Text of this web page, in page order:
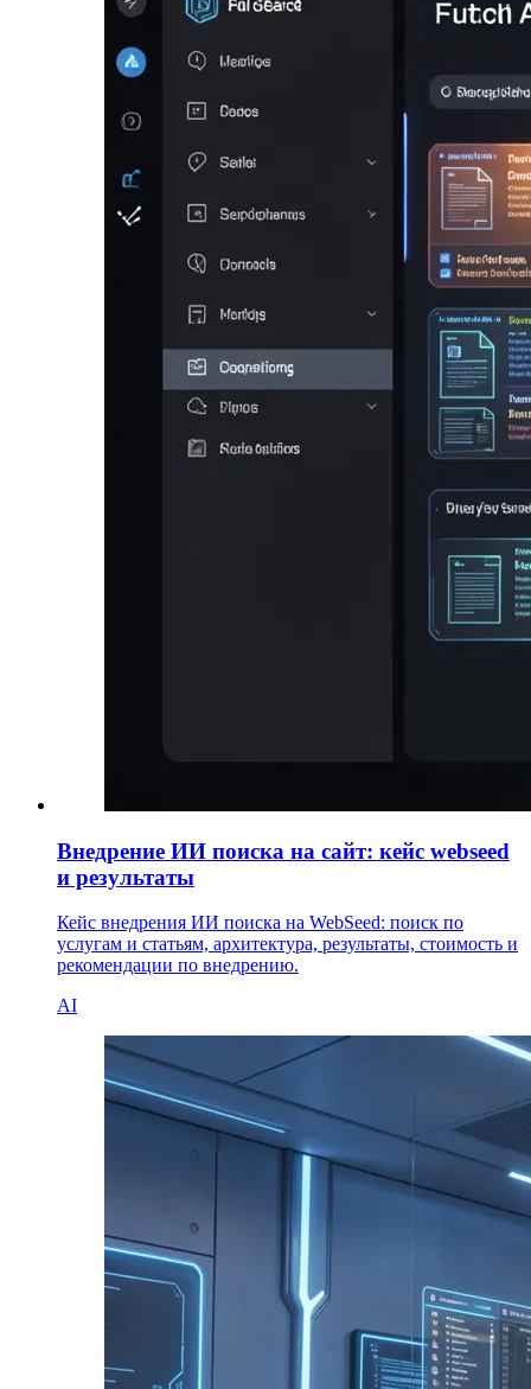
Внедрение ИИ поиска на сайт: кейс webseed
и результаты
Кейс внедрения ИИ поиска на WebSeed: поиск по
услугам и статьям, архитектура, результаты, стоимость и
рекомендации по внедрению.
AI